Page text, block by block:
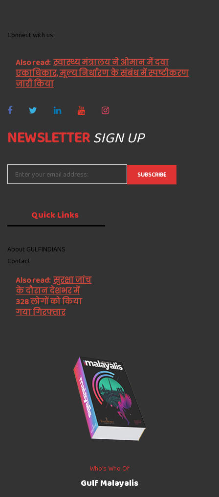
Connect with us:
Also read: स्वास्थ्य मंत्रालय ने ओमान में दवा
एकाधिकार, मूल्य निर्धारण के संबंध में स्पष्टीकरण
जारी किया
NEWSLETTERSIGN UP
QuickLinks
About GULFINDIANS
Contact
Also read: सुरक्षा जांच
के दौरान देशभर में
328 लोगों को किया
गया गिरफ्तार
Who’s Who Of
Gulf Malayalis